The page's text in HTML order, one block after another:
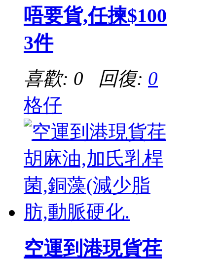
唔要貨,任揀$100
3件
喜歡: 0 回復: 0
格仔
空運到港現貨荏